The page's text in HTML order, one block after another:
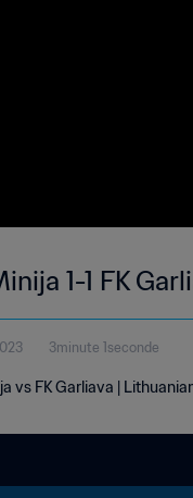
1-1 FK
3minute 1seconde
vs FK Garliava |